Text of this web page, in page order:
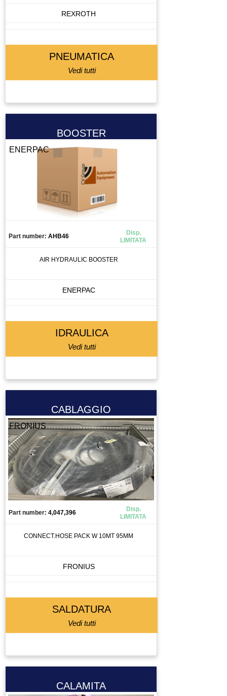
REXROTH
PNEUMATICA
Vedi tutti
BOOSTER
ENERPAC
Part number: AHB46
Disp.
LIMITATA
AIR HYDRAULIC BOOSTER
ENERPAC
IDRAULICA
Vedi tutti
CABLAGGIO
FRONIUS
Part number: 4,047,396
Disp.
LIMITATA
CONNECT.HOSE PACK W 10MT 95MM
FRONIUS
SALDATURA
Vedi tutti
CALAMITA